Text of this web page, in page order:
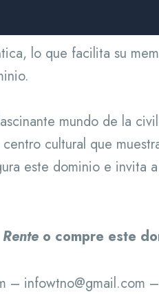
lo que facilita su
mundo de la
cultural que
este dominio e invita
Rente o compre este
– infowtno@gmail.com